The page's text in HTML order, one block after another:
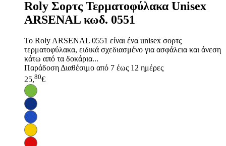
Roly Σορτς Τερματοφύλακα Unisex
ARSENAL κωδ. 0551
Το Roly ARSENAL 0551 είναι ένα unisex σορτς
τερματοφύλακα, ειδικά σχεδιασμένο για ασφάλεια και άνεση
κάτω από τα δοκάρια...
ΠαράδοσηΔιαθέσιμο από 7 έως 12 ημέρες
25,80€